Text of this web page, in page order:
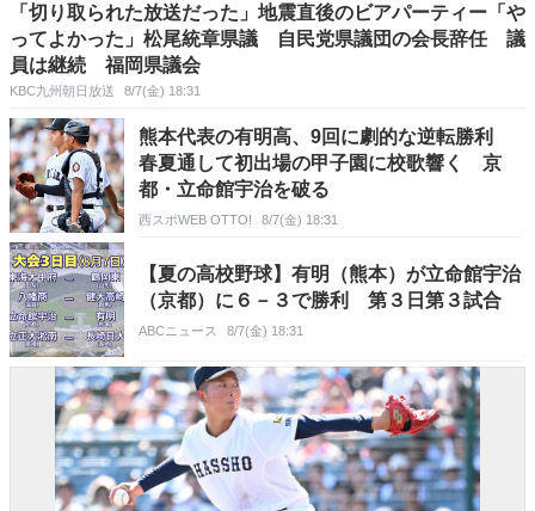
「切り取られた放送だった」地震直後のビアパーティー「や
ってよかった」松尾統章県議 自民党県議団の会長辞任 議
員は継続 福岡県議会
KBC九州朝日放送 8/7(金) 18:31
熊本代表の有明高、9回に劇的な逆転勝利
春夏通して初出場の甲子園に校歌響く 京
都・立命館宇治を破る
西スポWEB OTTO! 8/7(金) 18:31
【夏の高校野球】有明（熊本）が立命館宇治
（京都）に６－３で勝利 第３日第３試合
ABCニュース 8/7(金) 18:31